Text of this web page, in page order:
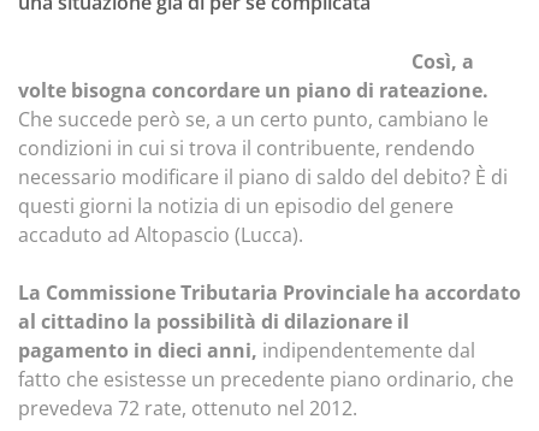
Così, a
volte bisogna concordare un piano di rateazione.
Che succede però se, a un certo punto, cambiano le
condizioni in cui si trova il contribuente, rendendo
necessario modificare il piano di saldo del debito? È di
questi giorni la notizia di un episodio del genere
accaduto ad Altopascio (Lucca).
La Commissione Tributaria Provinciale ha accordato
al cittadino la possibilità di dilazionare il
pagamento in dieci anni, indipendentemente dal
fatto che esistesse un precedente piano ordinario, che
prevedeva 72 rate, ottenuto nel 2012.